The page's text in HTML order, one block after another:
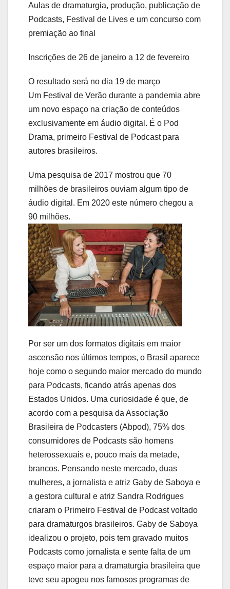
Aulas de dramaturgia, produção, publicação de
Podcasts, Festival de Lives e um concurso com
premiação ao final
Inscrições de 26 de janeiro a 12 de fevereiro
O resultado será no dia 19 de março
Um Festival de Verão durante a pandemia abre
um novo espaço na criação de conteúdos
exclusivamente em áudio digital. É o Pod
Drama, primeiro Festival de Podcast para
autores brasileiros.
Uma pesquisa de 2017 mostrou que 70
milhões de brasileiros ouviam algum tipo de
áudio digital. Em 2020 este número chegou a
90 milhões.
Por ser um dos formatos digitais em maior
ascensão nos últimos tempos, o Brasil aparece
hoje como o segundo maior mercado do mundo
para Podcasts, ficando atrás apenas dos
Estados Unidos. Uma curiosidade é que, de
acordo com a pesquisa da Associação
Brasileira de Podcasters (Abpod), 75% dos
consumidores de Podcasts são homens
heterossexuais e, pouco mais da metade,
brancos. Pensando neste mercado, duas
mulheres, a jornalista e atriz Gaby de Saboya e
a gestora cultural e atriz Sandra Rodrigues
criaram o Primeiro Festival de Podcast voltado
para dramaturgos brasileiros. Gaby de Saboya
idealizou o projeto, pois tem gravado muitos
Podcasts como jornalista e sente falta de um
espaço maior para a dramaturgia brasileira que
teve seu apogeu nos famosos programas de